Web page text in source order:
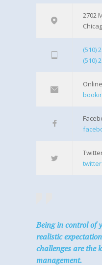
2702
(510)
(510)
Being in control of
realistic
challenges are the
management.